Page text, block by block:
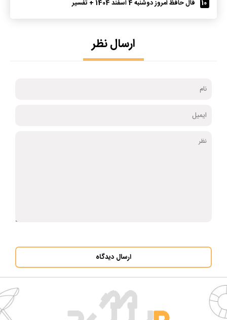
10
فال حافظ امروز دوشنبه 4 اسفند 1404 + تفسیر
ارسال نظر
ارسال دیدگاه